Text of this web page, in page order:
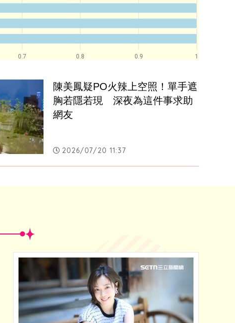
0.7 0.8 0.9 1
陳美鳳疑PO火辣上空照！單手遮
胸若隱若現　深夜為這件事求助
網友
2026/07/20 11:37